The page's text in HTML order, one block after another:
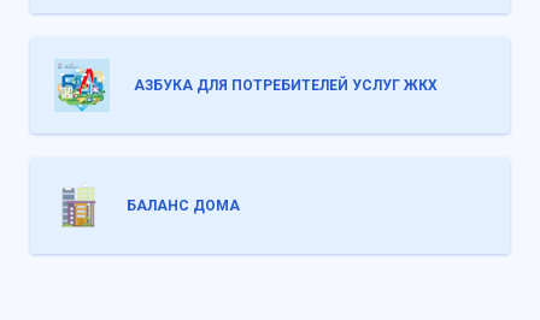
АЗБУКА ДЛЯ ПОТРЕБИТЕЛЕЙ УСЛУГ ЖКХ
БАЛАНС ДОМА